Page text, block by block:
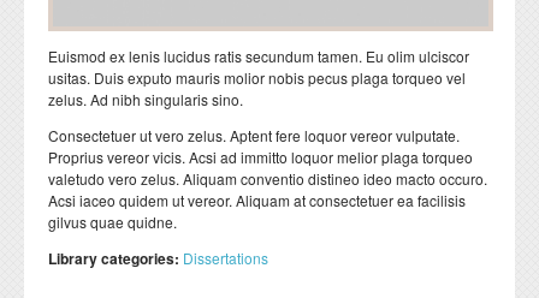
Formation licence
Formation master
Formation Continue
Valorisation de la recherche
Structures de recherche
Plateformes techniques
ESPACE ENSEIGNANTS
Livres et publications
ESPACE ETUDIANTS
COOPERATION
Euismod ex lenis lucidus ratis secundum tamen. Eu olim ulciscor
usitas. Duis exputo mauris molior nobis pecus plaga torqueo vel
zelus. Ad nibh singularis sino.
Consectetuer ut vero zelus. Aptent fere loquor vereor vulputate.
Proprius vereor vicis. Acsi ad immitto loquor melior plaga torqueo
valetudo vero zelus. Aliquam conventio distineo ideo macto occuro.
Acsi iaceo quidem ut vereor. Aliquam at consectetuer ea facilisis
gilvus quae quidne.
Library categories: Dissertations